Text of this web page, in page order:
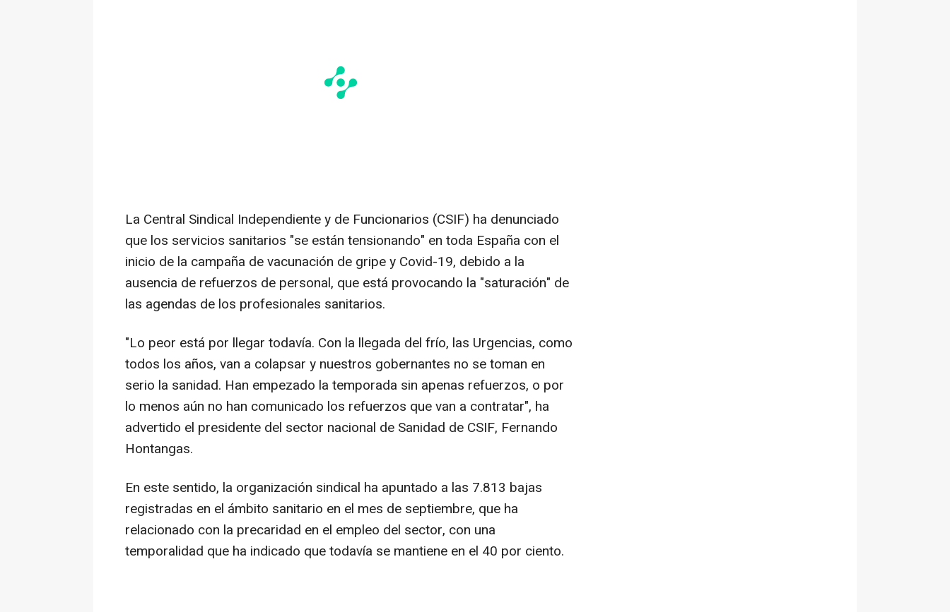
La Central Sindical Independiente y de Funcionarios (CSIF) ha denunciado
que los servicios sanitarios "se están tensionando" en toda España con el
inicio de la campaña de vacunación de gripe y Covid-19, debido a la
ausencia de refuerzos de personal, que está provocando la "saturación" de
las agendas de los profesionales sanitarios.
"Lo peor está por llegar todavía. Con la llegada del frío, las Urgencias, como
todos los años, van a colapsar y nuestros gobernantes no se toman en
serio la sanidad. Han empezado la temporada sin apenas refuerzos, o por
lo menos aún no han comunicado los refuerzos que van a contratar", ha
advertido el presidente del sector nacional de Sanidad de CSIF, Fernando
Hontangas.
En este sentido, la organización sindical ha apuntado a las 7.813 bajas
registradas en el ámbito sanitario en el mes de septiembre, que ha
relacionado con la precaridad en el empleo del sector, con una
temporalidad que ha indicado que todavía se mantiene en el 40 por ciento.